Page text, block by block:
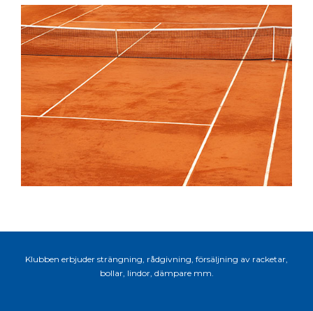
Klubben erbjuder strängning, rådgivning, försäljning av racketar,
bollar, lindor, dämpare mm.